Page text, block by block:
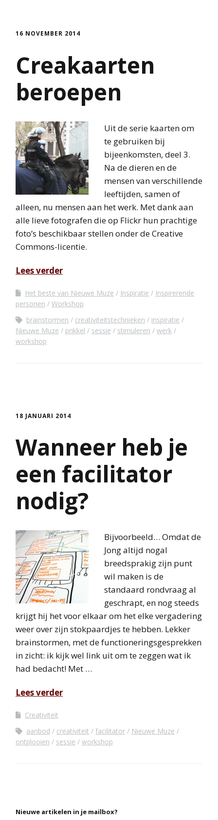
16 NOVEMBER 2014
Creakaarten
beroepen
Uit de serie kaarten om
te gebruiken bij
bijeenkomsten, deel 3.
Na de dieren en de
mensen van verschillende
leeftijden, samen of
alleen, nu mensen aan het werk. Met dank aan
alle lieve fotografen die op Flickr hun prachtige
foto’s beschikbaar stellen onder de Creative
Commons-licentie.
Lees verder
Het beste van Nieuwe Muze Inspiratie
Inspirerende
personen
Workshop
brainstormen
creativiteitstechnieken
inspiratie
Nieuwe Muze
prikkel sessie stimuleren
werk
workshop
18 JANUARI 2014
Wanneer heb je
een facilitator
nodig?
Bijvoorbeeld… Omdat de
Jong altijd nogal
breedsprakig zijn punt
wil maken is de
standaard rondvraag al
geschrapt, en nog steeds
krijgt hij het voor elkaar om het elke vergadering
weer over zijn stokpaardjes te hebben. Lekker
brainstormen, met de functioneringsgesprekken
in zicht: ik kijk wel link uit om te zeggen wat ik
had bedacht! Met …
Lees verder
Creativiteit
aanbod
creativiteit facilitator
Nieuwe Muze
ontplooien
sessie workshop
Nieuwe artikelen in je mailbox?